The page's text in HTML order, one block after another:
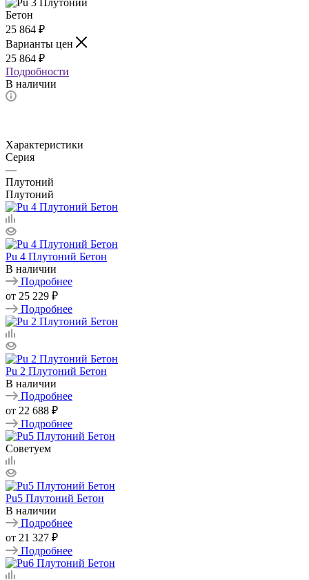
25 864 ₽
Варианты цен
25 864 ₽
Подробности
В наличии
Характеристики
Серия
—
Плутоний
Плутоний
Pu 4 Плутоний Бетон
В наличии
Подробнее
от 25 229 ₽
Подробнее
Pu 2 Плутоний Бетон
В наличии
Подробнее
от 22 688 ₽
Подробнее
Советуем
Pu5 Плутоний Бетон
В наличии
Подробнее
от 21 327 ₽
Подробнее